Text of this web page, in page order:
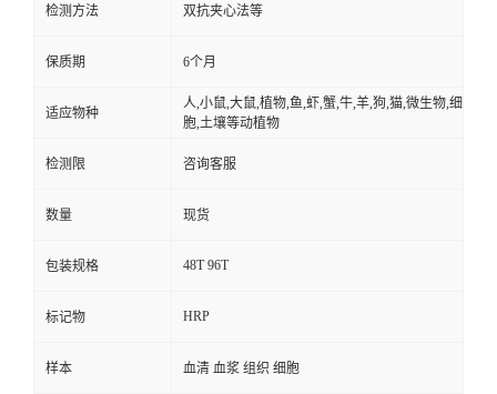
检测方法 双抗夹心法等
保质期 6个月
适应物种
人,小鼠,大鼠,植物,鱼,虾,蟹,牛,羊,狗,猫,微生物,细
胞,土壤等动植物
检测限 咨询客服
数量 现货
包装规格 48T 96T
标记物 HRP
样本 血清 血浆 组织 细胞